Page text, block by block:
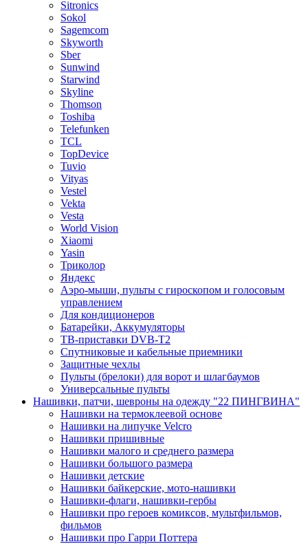
Sitronics
Sokol
Sagemcom
Skyworth
Sber
Sunwind
Starwind
Skyline
Thomson
Toshiba
Telefunken
TCL
TopDevice
Tuvio
Vityas
Vestel
Vekta
Vesta
World Vision
Xiaomi
Yasin
Триколор
Яндекс
Аэро-мыши, пульты с гироскопом и голосовым
управлением
Для кондиционеров
Батарейки, Аккумуляторы
ТВ-приставки DVB-T2
Спутниковые и кабельные приемники
Защитные чехлы
Пульты (брелоки) для ворот и шлагбаумов
Универсальные пульты
Нашивки, патчи, шевроны на одежду "22 ПИНГВИНА"
Нашивки на термоклеевой основе
Нашивки на липучке Velcro
Нашивки пришивные
Нашивки малого и среднего размера
Нашивки большого размера
Нашивки детские
Нашивки байкерские, мото-нашивки
Нашивки-флаги, нашивки-гербы
Нашивки про героев комиксов, мультфильмов,
фильмов
Нашивки про Гарри Поттера